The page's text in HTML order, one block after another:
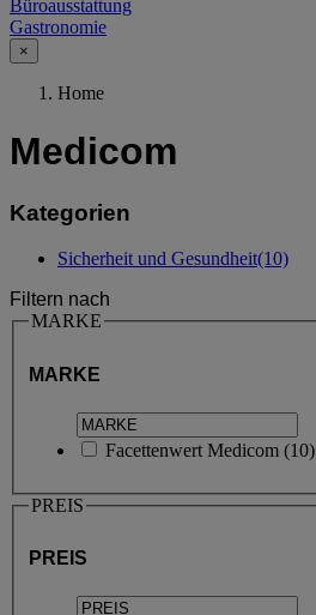
Büroausstattung
Gastronomie
×
Home
Medicom
Kategorien
Sicherheit und Gesundheit(10)
Filtern nach
MARKE
MARKE
Facettenwert Medicom (10)
PREIS
PREIS